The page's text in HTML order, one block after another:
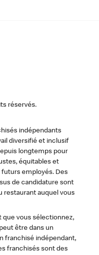
réservés.
indépendants
diversifié et inclusif
longtemps pour
équitables et
employés. Des
de candidature sont
restaurant auquel vous
que vous sélectionnez,
être dans un
franchisé indépendant,
franchisés sont des